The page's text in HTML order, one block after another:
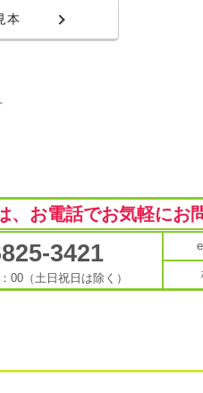
本
、お電話でお気軽にお
3421
00（土日祝日は除く）